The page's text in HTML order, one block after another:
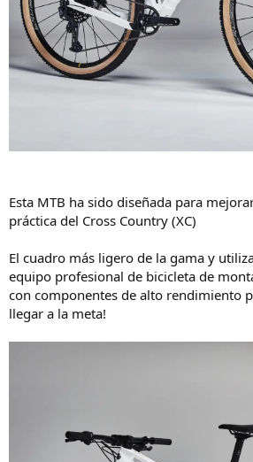
Esta MTB ha sido diseñada para
práctica del Cross Country (XC)
El cuadro más ligero de la gama y
equipo profesional de bicicleta de
con componentes de alto rendimiento
llegar a la meta!